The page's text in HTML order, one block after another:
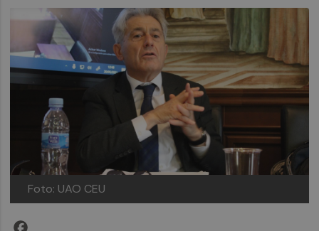
Foto: UAO CEU